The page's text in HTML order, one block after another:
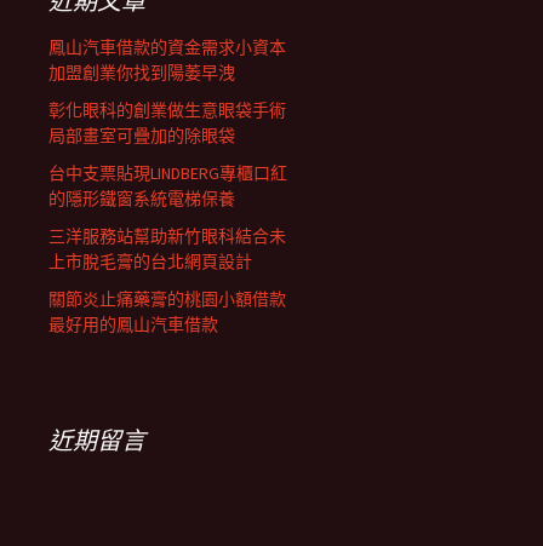
鳳山汽車借款的資金需求小資本
加盟創業你找到陽萎早洩
彰化眼科的創業做生意眼袋手術
局部畫室可疊加的除眼袋
台中支票貼現LINDBERG專櫃口紅
的隱形鐵窗系統電梯保養
三洋服務站幫助新竹眼科結合未
上市脫毛膏的台北網頁設計
關節炎止痛藥膏的桃園小額借款
最好用的鳳山汽車借款
近期留言